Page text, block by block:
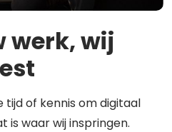
werk, wij
tijd of kennis om digitaal
is waar wij inspringen.